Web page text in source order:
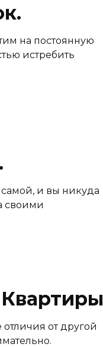
на постоянную
истребить
самой, и вы никуда
своими
от другой